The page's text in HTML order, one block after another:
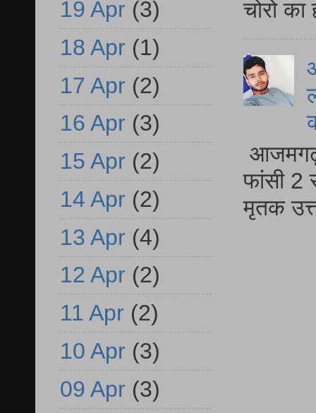
चोरो
आजमगढ़
फांसी 2
मृतक
19 Apr (3)
18 Apr (1)
17 Apr (2)
16 Apr (3)
15 Apr (2)
14 Apr (2)
13 Apr (4)
12 Apr (2)
11 Apr (2)
10 Apr (3)
09 Apr (3)